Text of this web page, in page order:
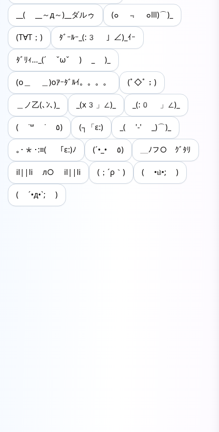
__( __～д～)__ダルゥ (๐ ﹃ ๐lll)⌒)_
(T∀T；) ﾀﾞｰﾙｰ_(:3 」∠)_ｲｰ
ﾀﾞﾘｨ…_(´ ˇωˇ ) _ )_
(o＿ ＿)oｱｰﾀﾞﾙｲ。。。。 (ﾟ◇ﾟ；)
＿ノ乙(､ﾝ､)_ _(x3」∠)_ _(:0 」∠)_
( ˙꒳ ˙ ٥) (┐「ε:) _( '-' _)⌒)_
｡･*･:≡( 「ε:)ﾉ (´•_• ٥) ＿ﾉフ○ ｸﾞﾀﾘ
il||li л○ il||li (；´ρ｀) ( •௰•; )
( ´•д•`; )